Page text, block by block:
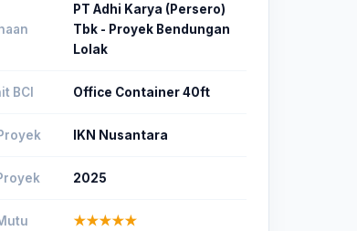
PT Adhi Karya (Persero)
Tbk - Proyek Bendungan
Lolak
BCI Office Container 40ft
IKN Nusantara
2025
★★★★★